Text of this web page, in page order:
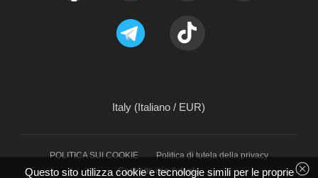
POLITICA SUI COOKIE
Politica di tutela della privacy
Contratto con l'utente
Italy (Italiano / EUR)
Questo sito utilizza cookie e tecnologie simili per le proprie